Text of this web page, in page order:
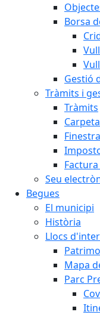
Borsa
Gestió
Tràmits i
Tràmits
Seu
Begues
El municipi
Història
Llocs
Mapa
Parc